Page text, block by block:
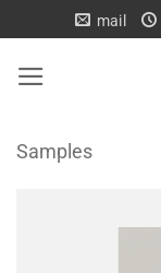
naar
inhoud
mail
Samples